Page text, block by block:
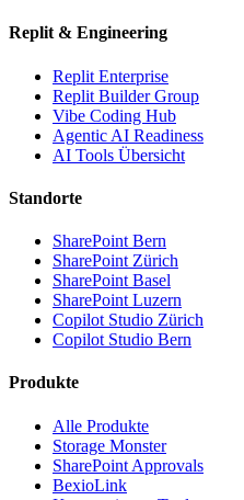
Replit & Engineering
Replit Enterprise
Replit Builder Group
Vibe Coding Hub
Agentic AI Readiness
AI Tools Übersicht
Standorte
SharePoint Bern
SharePoint Zürich
SharePoint Basel
SharePoint Luzern
Copilot Studio Zürich
Copilot Studio Bern
Produkte
Alle Produkte
Storage Monster
SharePoint Approvals
BexioLink